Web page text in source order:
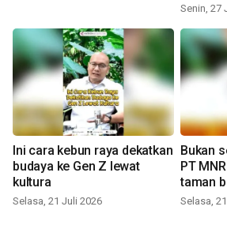
Senin, 27
Ini cara kebun raya dekatkan
budaya ke Gen Z lewat
kultura
Selasa, 21 Juli 2026
Bukan
PT
taman
Selasa,